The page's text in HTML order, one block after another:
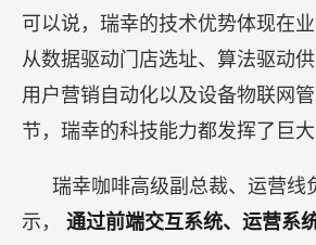
可以说，瑞幸的技术优势体现在业
从数据驱动门店选址、算法驱动
用户营销自动化以及设备物联网
节，瑞幸的科技能力都发挥了巨大
瑞幸咖啡高级副总裁、运营线
示， 通过前端交互系统、运营系